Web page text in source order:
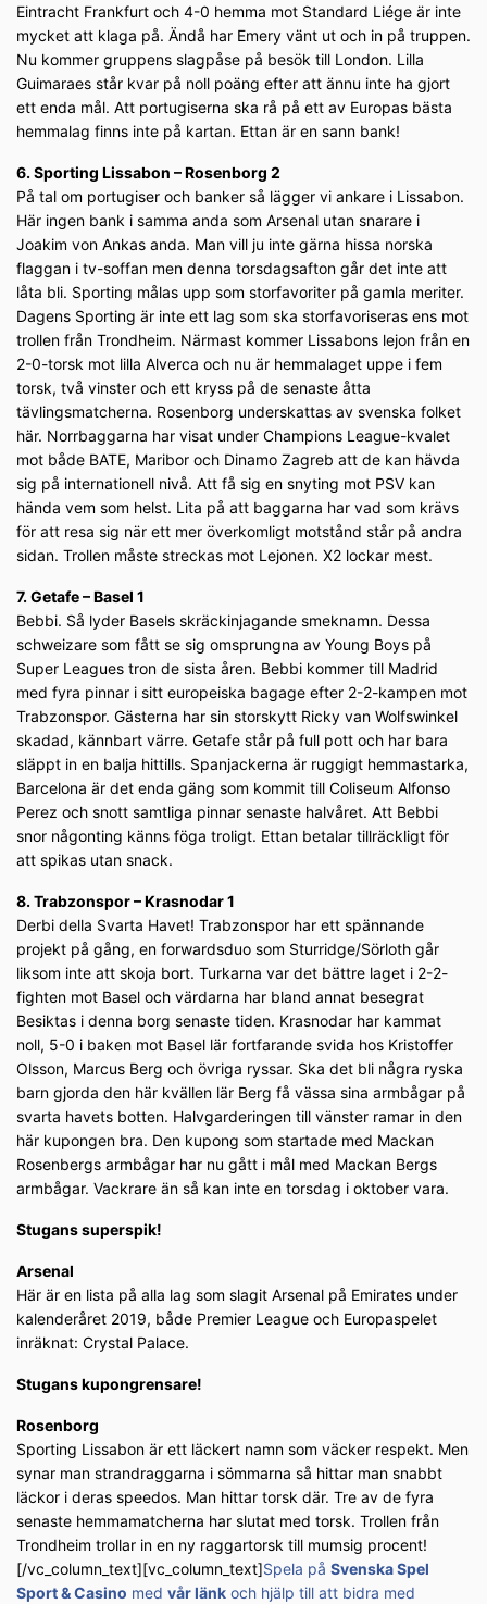
Eintracht Frankfurt och 4-0 hemma mot Standard Liége är inte
mycket att klaga på. Ändå har Emery vänt ut och in på truppen.
Nu kommer gruppens slagpåse på besök till London. Lilla
Guimaraes står kvar på noll poäng efter att ännu inte ha gjort
ett enda mål. Att portugiserna ska rå på ett av Europas bästa
hemmalag finns inte på kartan. Ettan är en sann bank!
6. Sporting Lissabon – Rosenborg 2
På tal om portugiser och banker så lägger vi ankare i Lissabon.
Här ingen bank i samma anda som Arsenal utan snarare i
Joakim von Ankas anda. Man vill ju inte gärna hissa norska
flaggan i tv-soffan men denna torsdagsafton går det inte att
låta bli. Sporting målas upp som storfavoriter på gamla meriter.
Dagens Sporting är inte ett lag som ska storfavoriseras ens mot
trollen från Trondheim. Närmast kommer Lissabons lejon från en
2-0-torsk mot lilla Alverca och nu är hemmalaget uppe i fem
torsk, två vinster och ett kryss på de senaste åtta
tävlingsmatcherna. Rosenborg underskattas av svenska folket
här. Norrbaggarna har visat under Champions League-kvalet
mot både BATE, Maribor och Dinamo Zagreb att de kan hävda
sig på internationell nivå. Att få sig en snyting mot PSV kan
hända vem som helst. Lita på att baggarna har vad som krävs
för att resa sig när ett mer överkomligt motstånd står på andra
sidan. Trollen måste streckas mot Lejonen. X2 lockar mest.
7. Getafe – Basel 1
Bebbi. Så lyder Basels skräckinjagande smeknamn. Dessa
schweizare som fått se sig omsprungna av Young Boys på
Super Leagues tron de sista åren. Bebbi kommer till Madrid
med fyra pinnar i sitt europeiska bagage efter 2-2-kampen mot
Trabzonspor. Gästerna har sin storskytt Ricky van Wolfswinkel
skadad, kännbart värre. Getafe står på full pott och har bara
släppt in en balja hittills. Spanjackerna är ruggigt hemmastarka,
Barcelona är det enda gäng som kommit till Coliseum Alfonso
Perez och snott samtliga pinnar senaste halvåret. Att Bebbi
snor någonting känns föga troligt. Ettan betalar tillräckligt för
att spikas utan snack.
8. Trabzonspor – Krasnodar 1
Derbi della Svarta Havet! Trabzonspor har ett spännande
projekt på gång, en forwardsduo som Sturridge/Sörloth går
liksom inte att skoja bort. Turkarna var det bättre laget i 2-2-
fighten mot Basel och värdarna har bland annat besegrat
Besiktas i denna borg senaste tiden. Krasnodar har kammat
noll, 5-0 i baken mot Basel lär fortfarande svida hos Kristoffer
Olsson, Marcus Berg och övriga ryssar. Ska det bli några ryska
barn gjorda den här kvällen lär Berg få vässa sina armbågar på
svarta havets botten. Halvgarderingen till vänster ramar in den
här kupongen bra. Den kupong som startade med Mackan
Rosenbergs armbågar har nu gått i mål med Mackan Bergs
armbågar. Vackrare än så kan inte en torsdag i oktober vara.
Stugans superspik!
Arsenal
Här är en lista på alla lag som slagit Arsenal på Emirates under
kalenderåret 2019, både Premier League och Europaspelet
inräknat: Crystal Palace.
Stugans kupongrensare!
Rosenborg
Sporting Lissabon är ett läckert namn som väcker respekt. Men
synar man strandraggarna i sömmarna så hittar man snabbt
läckor i deras speedos. Man hittar torsk där. Tre av de fyra
senaste hemmamatcherna har slutat med torsk. Trollen från
Trondheim trollar in en ny raggartorsk till mumsig procent!
[/vc_column_text][vc_column_text]Spela på Svenska Spel
Sport & Casino med vår länk och hjälp till att bidra med